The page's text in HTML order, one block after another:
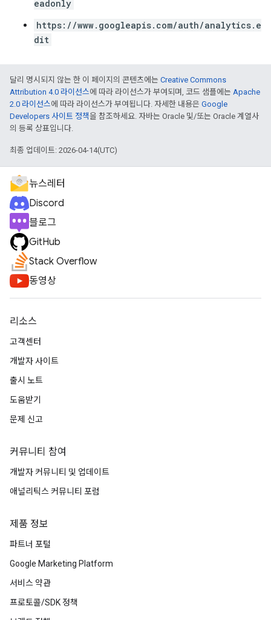
eadonly
https://www.googleapis.com/auth/analytics.e
dit
달리 명시되지 않는 한 이 페이지의 콘텐츠에는 Creative Commons
Attribution 4.0 라이선스에 따라 라이선스가 부여되며, 코드 샘플에는 Apache
2.0 라이선스에 따라 라이선스가 부여됩니다. 자세한 내용은 Google
Developers 사이트 정책을 참조하세요. 자바는 Oracle 및/또는 Oracle 계열사
의 등록 상표입니다.
최종 업데이트: 2026-04-14(UTC)
뉴스레터
Discord
블로그
GitHub
Stack Overflow
동영상
리소스
고객센터
개발자 사이트
출시 노트
도움받기
문제 신고
커뮤니티 참여
개발자 커뮤니티 및 업데이트
애널리틱스 커뮤니티 포럼
제품 정보
파트너 포털
Google Marketing Platform
서비스 약관
프로토콜/SDK 정책